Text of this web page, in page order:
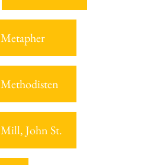
Metapher
Methodisten
Mill, John St.